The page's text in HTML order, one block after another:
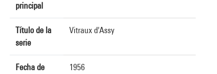
principal
Título de la
serie
Vitraux d'Assy
Fecha de
1956